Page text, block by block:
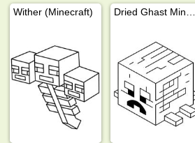
Wither (Minecraft)